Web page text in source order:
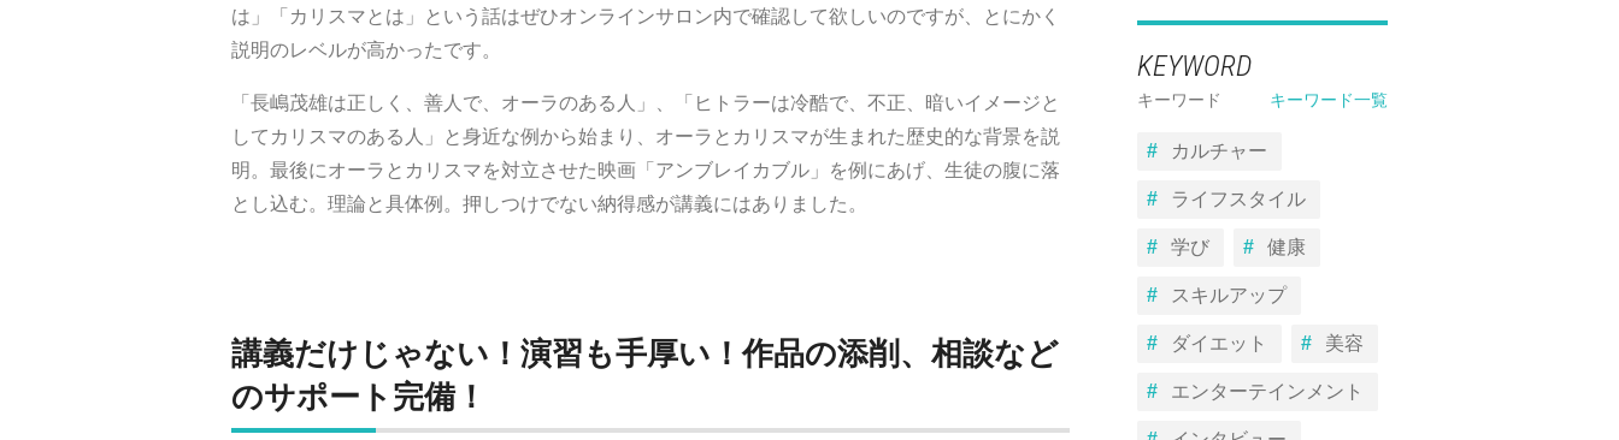
は」「カリスマとは」という話はぜひオンラインサロン内で確認して欲しいのですが、とにかく
説明のレベルが高かったです。
「長嶋茂雄は正しく、善人で、オーラのある人」、「ヒトラーは冷酷で、不正、暗いイメージと
してカリスマのある人」と身近な例から始まり、オーラとカリスマが生まれた歴史的な背景を説
明。最後にオーラとカリスマを対立させた映画「アンブレイカブル」を例にあげ、生徒の腹に落
とし込む。理論と具体例。押しつけでない納得感が講義にはありました。
講義だけじゃない！演習も手厚い！作品の添削、相談など
のサポート完備！
KEYWORD
キーワード キーワード一覧
カルチャー
ライフスタイル
学び 健康
スキルアップ
ダイエット 美容
エンターテインメント